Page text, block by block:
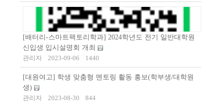
[배터리-스마트팩토리학과] 2024학년도 전기 일반대학원
신입생 입시설명회 개최
관리자
2023-09-06 1440
[대원여고] 학생 맞춤형 멘토링 활동 홍보(학부생/대학원
생)
관리자
2023-08-30 844